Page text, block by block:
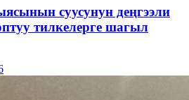
суусунун деңгээли
тилкелерге шагыл